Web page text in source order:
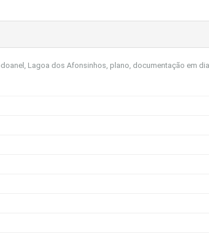
Lagoa dos Afonsinhos, plano, documentação em dia.